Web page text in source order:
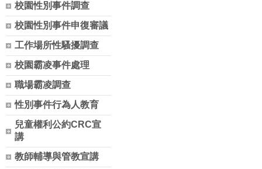
校園性別事件調查
校園性別事件申復審議
工作場所性騷擾調查
校園霸凌事件處理
職場霸凌調查
性別事件行為人教育
兒童權利公約CRC宣
講
教師輔導與管教宣講